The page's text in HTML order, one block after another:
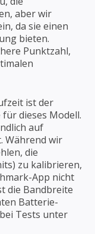
aber wir
da sie einen
bieten.
Punktzahl,
ist der
dieses Modell.
auf
Während wir
die
zu kalibrieren,
App nicht
die Bandbreite
Batterie-
Tests unter